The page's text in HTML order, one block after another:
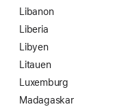
Libanon
Liberia
Libyen
Litauen
Luxemburg
Madagaskar